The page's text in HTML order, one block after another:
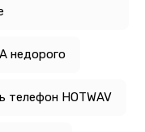
недорого
телефон HOTWAV